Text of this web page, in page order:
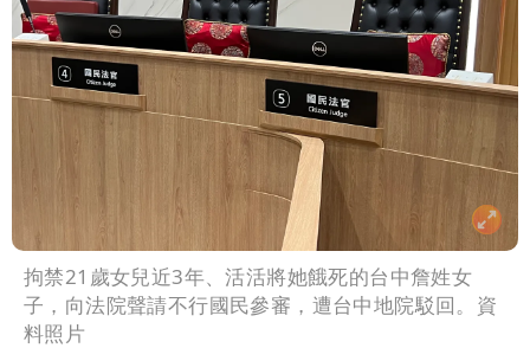
拘禁21歲女兒近3年、活活將她餓死的台中詹姓女
子，向法院聲請不行國民參審，遭台中地院駁回。資
料照片